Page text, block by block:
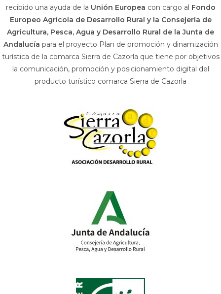
recibido una ayuda de la Unión Europea con cargo al Fondo
Europeo Agrícola de Desarrollo Rural y la Consejería de
Agricultura, Pesca, Agua y Desarrollo Rural de la Junta de
Andalucía para el proyecto Plan de promoción y dinamización
turística de la comarca Sierra de Cazorla que tiene por objetivos
la comunicación, promoción y posicionamiento digital del
producto turístico comarca Sierra de Cazorla